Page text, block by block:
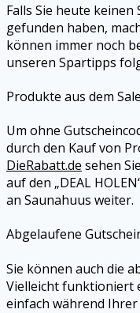
Falls Sie heute keinen
gefunden haben,
können immer noch
unseren Spartipps
Produkte aus dem
Um ohne
durch den Kauf von
DieRabatt.de sehen
auf den „DEAL
an Saunahuus weiter.
Abgelaufene
Sie können auch die
Vielleicht funktioniert
einfach während